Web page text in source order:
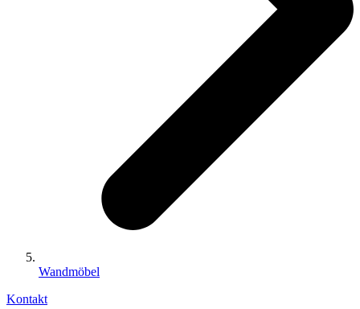
Wandmöbel
Kontakt